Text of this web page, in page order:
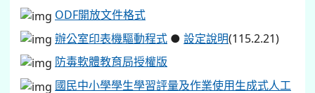
ODF開放文件格式
辦公室印表機驅動程式 ● 設定說明(115.2.21)
防毒軟體教育局授權版
國民中小學學生學習評量及作業使用生成式人工